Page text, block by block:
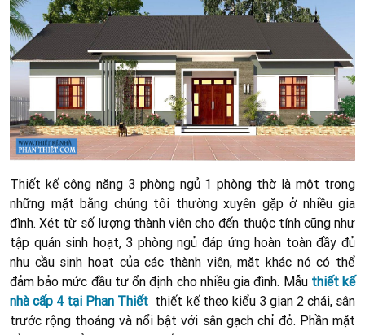
Thiết kế công năng 3 phòng ngủ 1 phòng thờ là một trong
những mặt bằng chúng tôi thường xuyên gặp ở nhiều gia
đình. Xét từ số lượng thành viên cho đến thuộc tính cũng như
tập quán sinh hoạt, 3 phòng ngủ đáp ứng hoàn toàn đầy đủ
nhu cầu sinh hoạt của các thành viên, mặt khác nó có thể
đảm bảo mức đầu tư ổn định cho nhiều gia đình. Mẫu thiết kế
nhà cấp 4 tại Phan Thiết thiết kế theo kiểu 3 gian 2 chái, sân
trước rộng thoáng và nổi bật với sân gạch chỉ đỏ. Phần mặt